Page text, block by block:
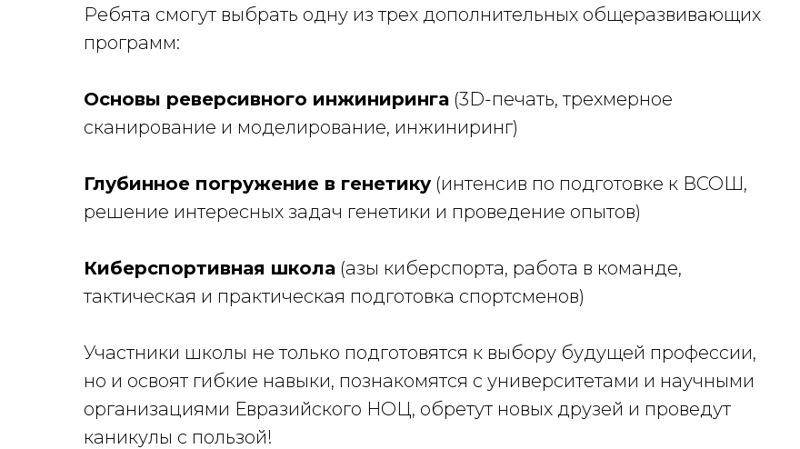
Ребята смогут выбрать одну из трех дополнительных общеразвивающих
программ:
Основы реверсивного инжиниринга (3D-печать, трехмерное
сканирование и моделирование, инжиниринг)
Глубинное погружение в генетику (интенсив по подготовке к ВСОШ,
решение интересных задач генетики и проведение опытов)
Киберспортивная школа (азы киберспорта, работа в команде,
тактическая и практическая подготовка спортсменов)
Участники школы не только подготовятся к выбору будущей профессии,
но и освоят гибкие навыки, познакомятся с университетами и научными
организациями Евразийского НОЦ, обретут новых друзей и проведут
каникулы с пользой!